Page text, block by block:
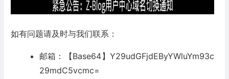
如有问题请及时与我们联系：
邮箱：【Base64】Y29udGFjdEByYWluYm93c
29mdC5vcmc=